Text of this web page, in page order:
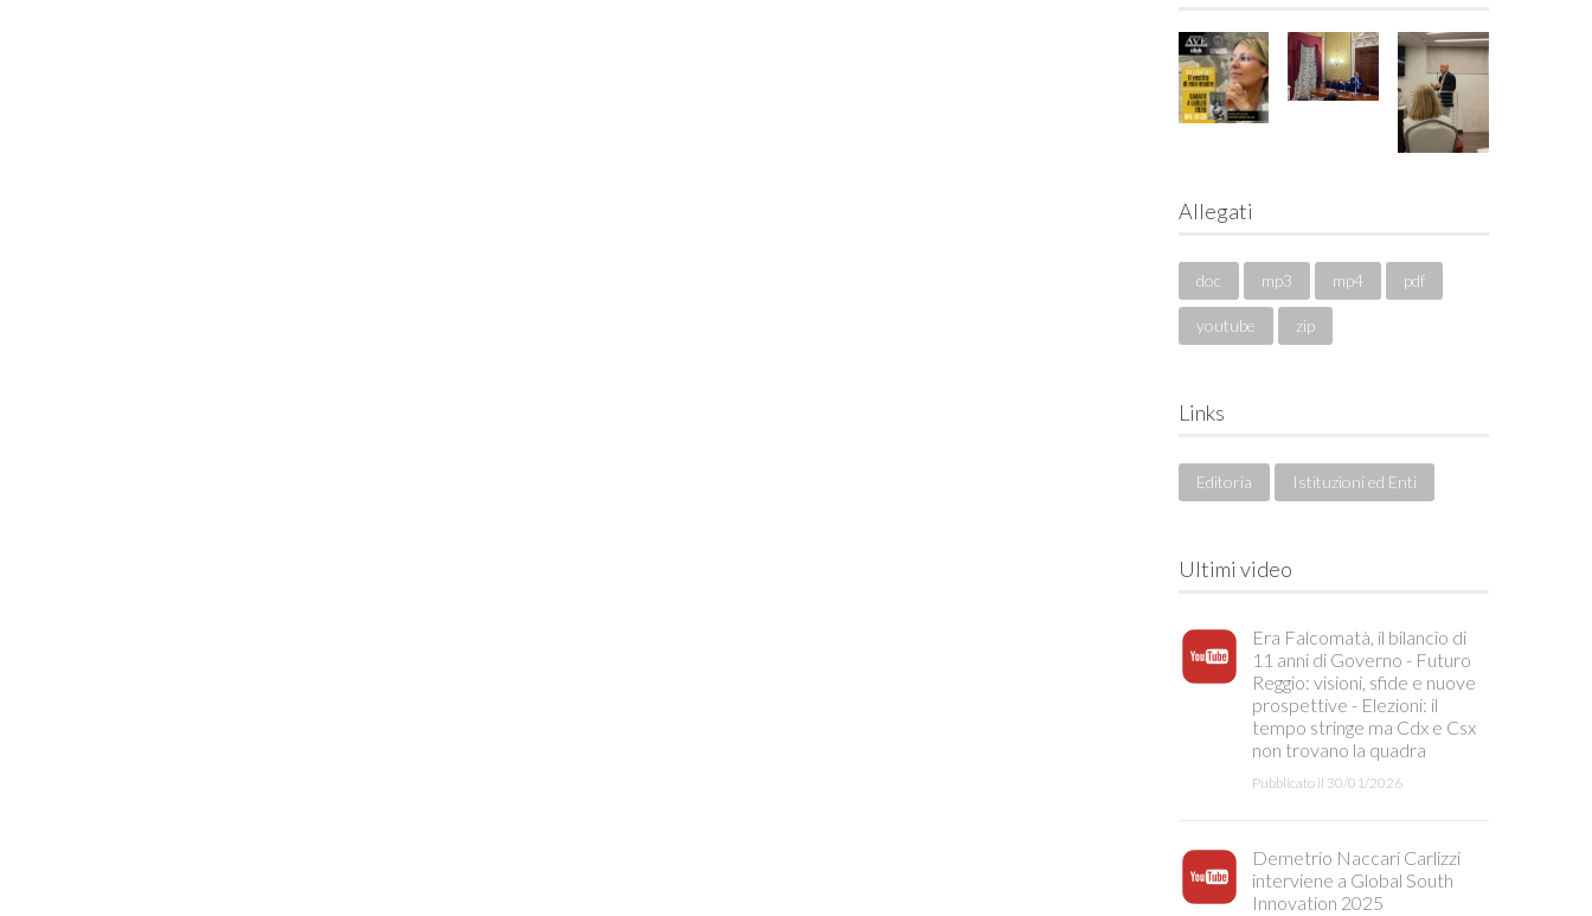
Allegati
doc mp3 mp4 pdf
youtube zip
Links
Editoria Istituzioni ed Enti
Ultimi video
Era Falcomatà, il bilancio di
11 anni di Governo - Futuro
Reggio: visioni, sfide e nuove
prospettive - Elezioni: il
tempo stringe ma Cdx e Csx
non trovano la quadra
Pubblicato il 30/01/2026
Demetrio Naccari Carlizzi
interviene a Global South
Innovation 2025